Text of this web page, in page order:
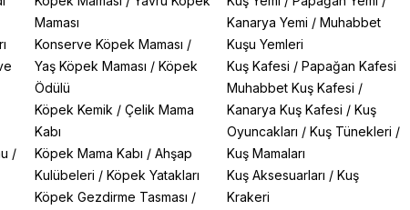
/
Maması
Konserve Köpek Maması /
Yaş Köpek Maması /Köpek
Ödülü
Köpek Kemik /Çelik Mama
Kabı
Köpek Mama Kabı /Ahşap
Kulübeleri /Köpek Yatakları
Köpek Gezdirme Tasması /
Kanarya Yemi / Muhabbet
Kuşu Yemleri
Kuş Kafesi / Papağan Kafesi
Muhabbet Kuş Kafesi /
Kanarya Kuş Kafesi / Kuş
Oyuncakları / Kuş Tünekleri /
Kuş Mamaları
Kuş Aksesuarları / Kuş
Krakeri